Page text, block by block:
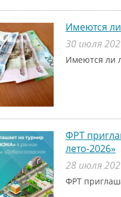
Имеются
30 июля
Имеются ли
ФРТ
лето-2026»
28 июля
ФРТ